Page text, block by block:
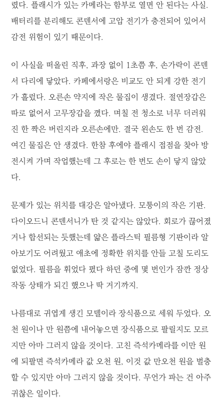
렸다. 플래시가 있는 카메라는 함부로 열면 안 된다는 사실.
배터리를 분리해도 콘덴서에 고압 전기가 충전되어 있어서
감전 위험이 있기 때문이다.
이 사실을 떠올린 직후, 과장 없이 1초쯤 후, 손가락이 콘덴
서 다리에 닿았다. 카페에서랑은 비교도 안 되게 강한 전기
가 흘렀다. 오른손 약지에 작은 물집이 생겼다. 절연장갑은
따로 없어서 고무장갑을 꼈다. 며칠 전 청소로 너무 더러워
진 한 짝은 버린지라 오른손에만. 결국 왼손도 한 번 감전.
여긴 물집은 안 생겼다. 한참 후에야 플래시 접점을 찾아 방
전시켜 가며 작업했는데 그 후로는 한 번도 손이 닿지 않았
다.
문제가 있는 위치를 대강은 알아냈다. 모퉁이의 작은 기판.
다이오드니 콘덴서니가 탄 것 같지는 않았다. 회로가 끊어졌
거나 합선되는 듯했는데 얇은 플라스틱 필름형 기판이라 알
아보기도 어려웠고 애초에 정확한 위치를 안들 고칠 도리도
없었다. 필름을 휘었다 폈다 하던 중에 몇 번인가 잠깐 정상
작동 상태가 되긴 했으나 딱 거기까지.
나름대로 귀엽게 생긴 모델이라 장식품으로 세워 두었다. 오
천 원이나 만 원쯤에 내어놓으면 장식품으로 팔릴지도 모르
지만 아마 그러지 않을 것이다. 고친 즉석카메라를 이만 원
에 되팔면 즉석카메라 값 오천 원, 이것 값 만오천 원을 벌충
할 수 있지만 아마 그러지 않을 것이다. 무언가 파는 건 아주
귀찮은 일이다.